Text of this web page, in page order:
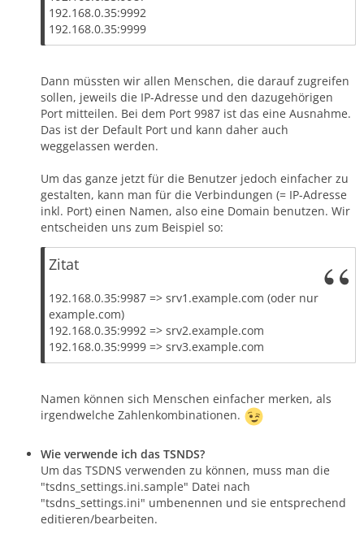
192.168.0.35:9992
192.168.0.35:9999
Dann müssten wir allen Menschen, die darauf zugreifen
sollen, jeweils die IP-Adresse und den dazugehörigen
Port mitteilen. Bei dem Port 9987 ist das eine Ausnahme.
Das ist der Default Port und kann daher auch
weggelassen werden.
Um das ganze jetzt für die Benutzer jedoch einfacher zu
gestalten, kann man für die Verbindungen (= IP-Adresse
inkl. Port) einen Namen, also eine Domain benutzen. Wir
entscheiden uns zum Beispiel so:
Zitat
192.168.0.35:9987 => srv1.example.com (oder nur
example.com)
192.168.0.35:9992 => srv2.example.com
192.168.0.35:9999 => srv3.example.com
Namen können sich Menschen einfacher merken, als
irgendwelche Zahlenkombinationen.
Wie verwende ich das TSNDS?
Um das TSDNS verwenden zu können, muss man die
"tsdns_settings.ini.sample" Datei nach
"tsdns_settings.ini" umbenennen und sie entsprechend
editieren/bearbeiten.